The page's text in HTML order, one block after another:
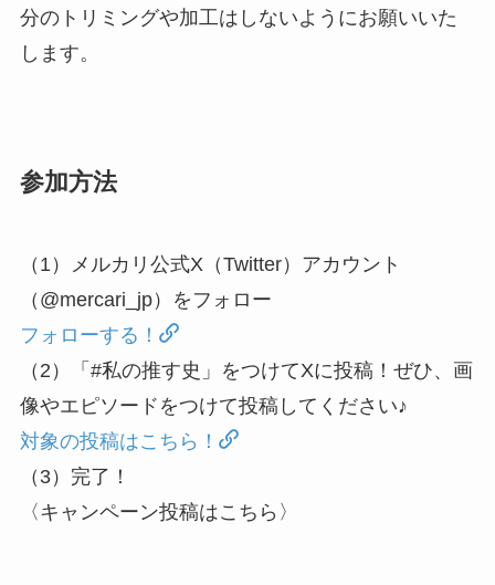
分のトリミングや加工はしないようにお願いいた
します。
参加方法
（1）メルカリ公式X（Twitter）アカウント
（@mercari_jp）をフォロー
フォローする！
（2）「#私の推す史」をつけてXに投稿！ぜひ、画
像やエピソードをつけて投稿してください♪
対象の投稿はこちら！
（3）完了！
〈キャンペーン投稿はこちら〉